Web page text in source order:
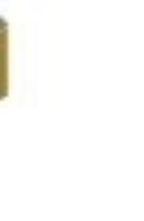
BOIS ?
être stable